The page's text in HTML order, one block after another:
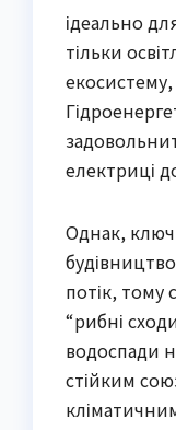
ідеально
тільки
електриці
Однак, ключ
потік, тому
“рибні
водоспади
стійким